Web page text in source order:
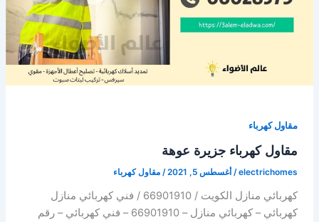
الكويت
مقاول كهرباء
مقاول كهرباء جزيرة عوهة
electrichomes
/ أغسطس 5, 2021 / مقاول كهرباء
كهربائي منازل الكويت / 66901910 / فني كهربائي منازل
كهربائي – كهربائي منازل – 66901910 – فني كهربائي – رقم